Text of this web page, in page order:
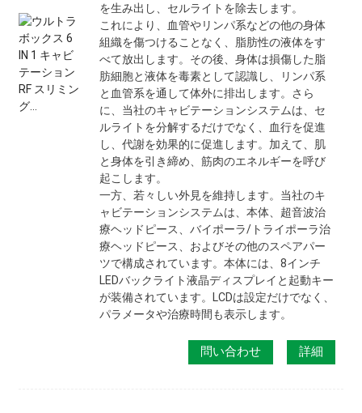
を生み出し、セルライトを除去します。
これにより、血管やリンパ系などの他の身体
組織を傷つけることなく、脂肪性の液体をす
べて放出します。その後、身体は損傷した脂
肪細胞と液体を毒素として認識し、リンパ系
と血管系を通して体外に排出します。さら
に、当社のキャビテーションシステムは、セ
ルライトを分解するだけでなく、血行を促進
し、代謝を効果的に促進します。加えて、肌
と身体を引き締め、筋肉のエネルギーを呼び
起こします。
一方、若々しい外見を維持します。当社のキ
ャビテーションシステムは、本体、超音波治
療ヘッドピース、バイポーラ/トライポーラ治
療ヘッドピース、およびその他のスペアパー
ツで構成されています。本体には、8インチ
LEDバックライト液晶ディスプレイと起動キー
が装備されています。LCDは設定だけでなく、
パラメータや治療時間も表示します。
問い合わせ 詳細